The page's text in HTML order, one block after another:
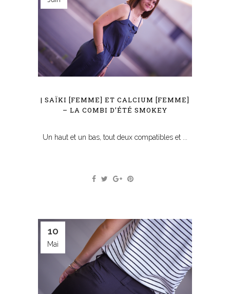
| SAÏKI [FEMME] ET CALCIUM [FEMME]
– LA COMBI D’ÉTÉ SMOKEY
Un haut et un bas, tout deux compatibles et ...
10
Mai